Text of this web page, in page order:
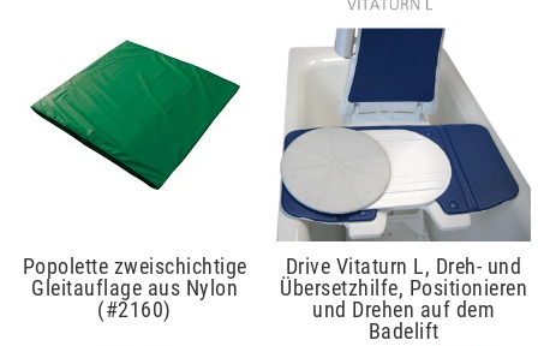
Popolette zweischichtige
Gleitauflage aus Nylon
(#2160)
Drive Vitaturn L, Dreh- und
Übersetzhilfe, Positionieren
und Drehen auf dem
Badelift